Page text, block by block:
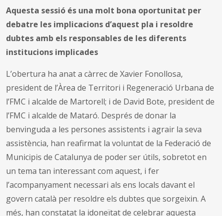
Aquesta sessió és una molt bona oportunitat per
debatre les implicacions d’aquest pla i resoldre
dubtes amb els responsables de les diferents
institucions implicades
L’obertura ha anat a càrrec de Xavier Fonollosa,
president de l’Àrea de Territori i Regeneració Urbana de
l’FMC i alcalde de Martorell; i de David Bote, president de
l’FMC i alcalde de Mataró. Després de donar la
benvinguda a les persones assistents i agrair la seva
assistència, han reafirmat la voluntat de la Federació de
Municipis de Catalunya de poder ser útils, sobretot en
un tema tan interessant com aquest, i fer
l’acompanyament necessari als ens locals davant el
govern català per resoldre els dubtes que sorgeixin. A
més, han constatat la idoneïtat de celebrar aquesta